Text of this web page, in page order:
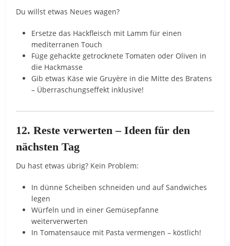
Du willst etwas Neues wagen?
Ersetze das Hackfleisch mit Lamm für einen
mediterranen Touch
Füge gehackte getrocknete Tomaten oder Oliven in
die Hackmasse
Gib etwas Käse wie Gruyère in die Mitte des Bratens
– Überraschungseffekt inklusive!
12. Reste verwerten – Ideen für den
nächsten Tag
Du hast etwas übrig? Kein Problem:
In dünne Scheiben schneiden und auf Sandwiches
legen
Würfeln und in einer Gemüsepfanne
weiterverwerten
In Tomatensauce mit Pasta vermengen – köstlich!